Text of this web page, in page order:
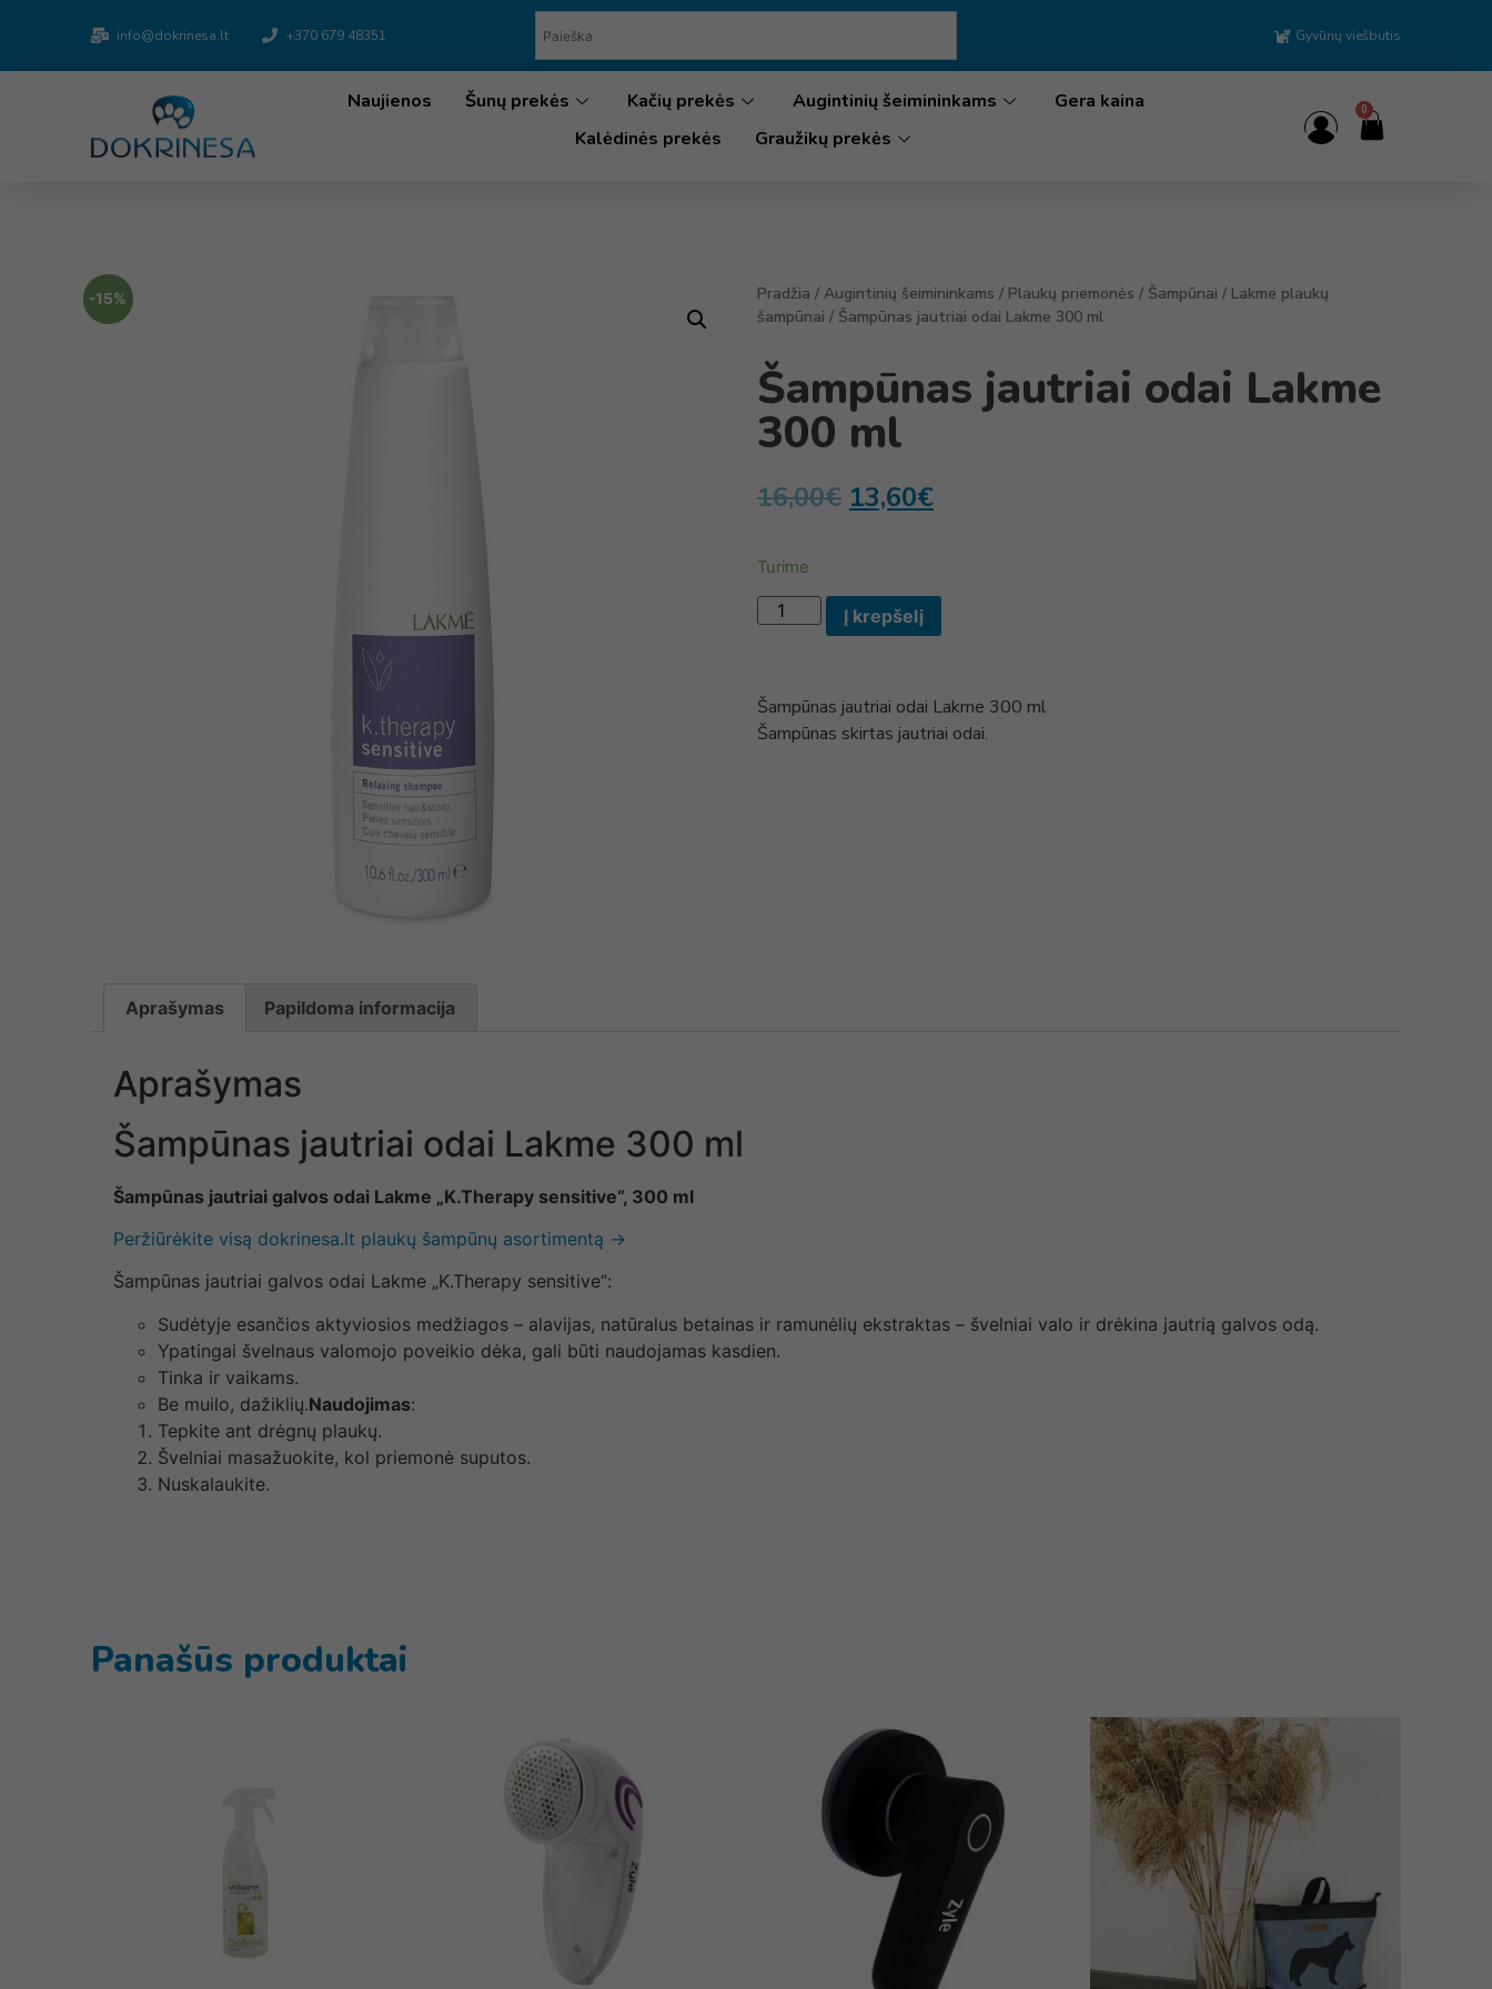
info@dokrinesa.lt +370 679 48351 Gyvūnų viešbutis
Naujienos Šunų prekės Kačių prekės Augintinių šeimininkams
Gera kaina
Kalėdinės prekės
Graužikų prekės
0
-15% Pradžia / Augintinių šeimininkams / Plaukų priemonės / Šampūnai / Lakme plaukų
šampūnai / Šampūnas jautriai odai Lakme 300 ml
Šampūnas jautriai odai Lakme
300 ml
16,00€ 13,60€
Turime
Į krepšelį
Šampūnas jautriai odai Lakme 300 ml
Šampūnas skirtas jautriai odai.
Aprašymas Papildoma informacija
Aprašymas
Šampūnas jautriai odai Lakme 300 ml
Šampūnas jautriai galvos odai Lakme „K.Therapy sensitive“, 300 ml
Peržiūrėkite visą dokrinesa.lt plaukų šampūnų asortimentą →
Šampūnas jautriai galvos odai Lakme „K.Therapy sensitive“:
Sudėtyje esančios aktyviosios medžiagos – alavijas, natūralus betainas ir ramunėlių ekstraktas – švelniai valo ir drėkina jautrią galvos odą.
Ypatingai švelnaus valomojo poveikio dėka, gali būti naudojamas kasdien.
Tinka ir vaikams.
Be muilo, dažiklių.Naudojimas:
Tepkite ant drėgnų plaukų.
Švelniai masažuokite, kol priemonė suputos.
Nuskalaukite.
Panašūs produktai